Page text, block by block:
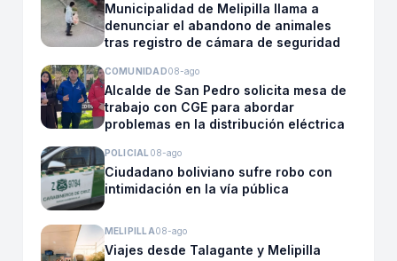
Municipalidad de Melipilla llama a
denunciar el abandono de animales
tras registro de cámara de seguridad
COMUNIDAD08-ago
Alcalde de San Pedro solicita mesa de
trabajo con CGE para abordar
problemas en la distribución eléctrica
POLICIAL 08-ago
Ciudadano boliviano sufre robo con
intimidación en la vía pública
MELIPILLA08-ago
Viajes desde Talagante y Melipilla